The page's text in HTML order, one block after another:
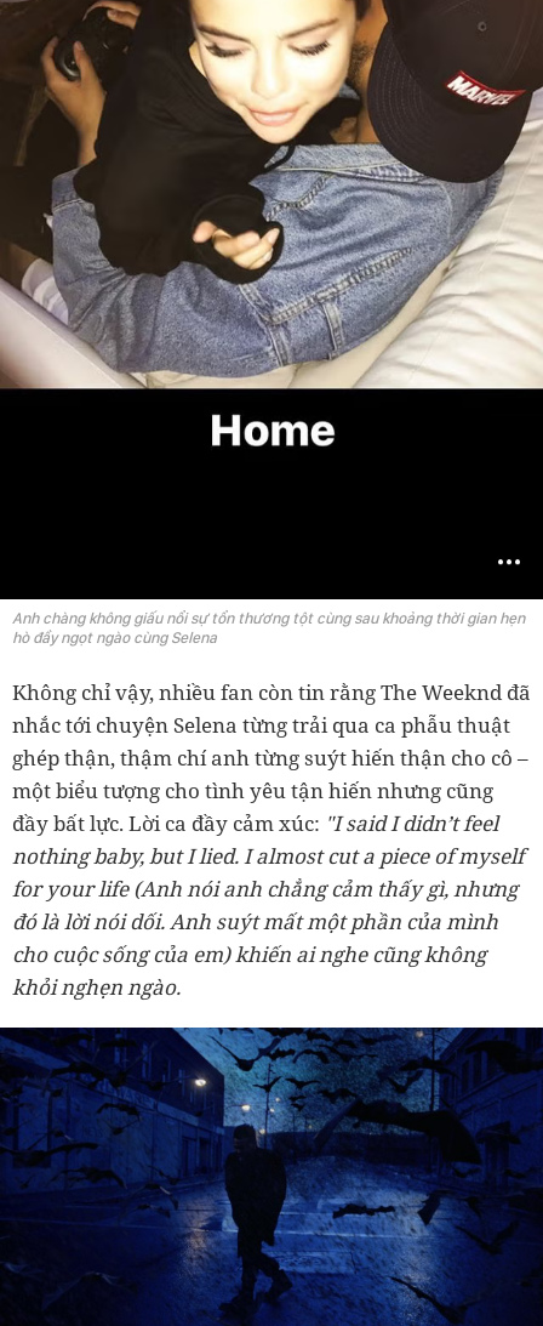
Anh chàng không giấu nổi sự tổn thương tột cùng sau khoảng thời gian hẹn
hò đầy ngọt ngào cùng Selena
Không chỉ vậy, nhiều fan còn tin rằng The Weeknd đã
nhắc tới chuyện Selena từng trải qua ca phẫu thuật
ghép thận, thậm chí anh từng suýt hiến thận cho cô –
một biểu tượng cho tình yêu tận hiến nhưng cũng
đầy bất lực. Lời ca đầy cảm xúc: "I said I didn’t feel
nothing baby, but I lied. I almost cut a piece of myself
for your life (Anh nói anh chẳng cảm thấy gì, nhưng
đó là lời nói dối. Anh suýt mất một phần của mình
cho cuộc sống của em) khiến ai nghe cũng không
khỏi nghẹn ngào.